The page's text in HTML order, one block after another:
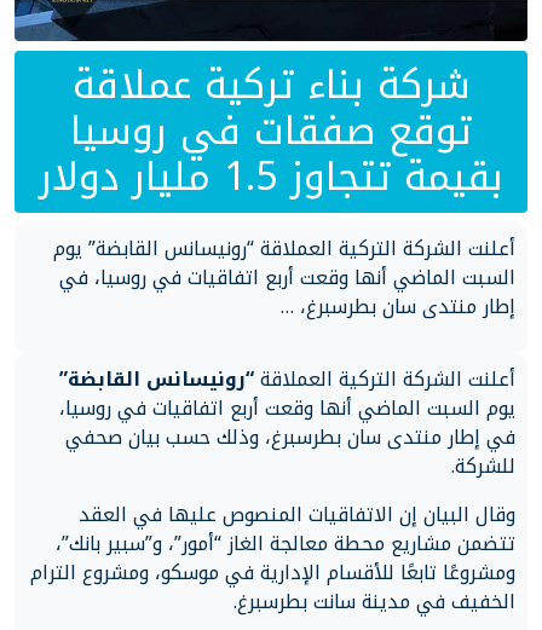
شركة بناء تركية عملاقة
توقع صفقات في روسيا
بقيمة تتجاوز 1.5 مليار دولار
أعلنت الشركة التركية العملاقة “رونيسانس القابضة” يوم
السبت الماضي أنها وقعت أربع اتفاقيات في روسيا، في
إطار منتدى سان بطرسبرغ، …
أعلنت الشركة التركية العملاقة“رونيسانس القابضة”
يوم السبت الماضي أنها وقعت أربع اتفاقيات في روسيا،
في إطار منتدى سان بطرسبرغ، وذلك حسب بيان صحفي
للشركة.
وقال البيان إن الاتفاقيات المنصوص عليها في العقد
تتضمن مشاريع محطة معالجة الغاز “أمور”، و”سبير بانك”،
ومشروعًا تابعًا للأقسام الإدارية في موسكو، ومشروع الترام
الخفيف في مدينة سانت بطرسبرغ.